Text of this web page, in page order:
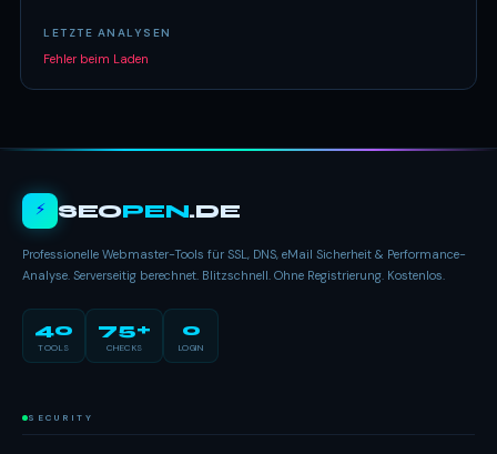
LETZTE ANALYSEN
Fehler beim Laden
⚡ SEOPEN.DE
Professionelle Webmaster-Tools für SSL, DNS, eMail Sicherheit & Performance-
Analyse. Serverseitig berechnet. Blitzschnell. Ohne Registrierung. Kostenlos.
40
TOOLS
75+
CHECKS
0
LOGIN
SECURITY